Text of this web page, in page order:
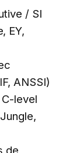
/ SI
EY,
ANSSI)
C-level
de